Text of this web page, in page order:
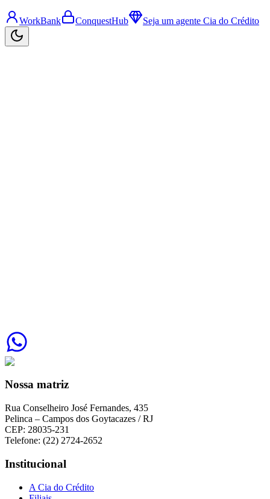
WorkBank ConquestHub Seja um agente Cia do Crédito
Nossa matriz
Rua Conselheiro José Fernandes, 435
Pelinca – Campos dos Goytacazes / RJ
CEP: 28035-231
Telefone: (22) 2724-2652
Institucional
A Cia do Crédito